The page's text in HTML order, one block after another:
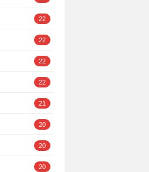
22
22
22
22
21
20
20
20